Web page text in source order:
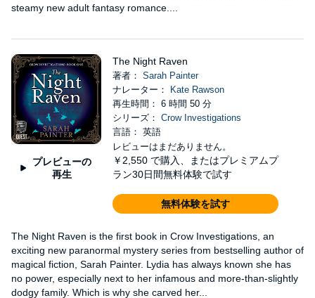
steamy new adult fantasy romance....
プレビューの
再生
The Night Raven
著者： Sarah Painter
ナレーター：
Kate Rawson
再生時間： 6 時間 50 分
シリーズ： Crow Investigations
言語： 英語
レビューはまだありません。
￥2,550 で購入、またはプレミアムプ
ラン30日間無料体験で試す
無料体験を試す
The Night Raven is the first book in Crow Investigations, an
exciting new paranormal mystery series from bestselling author of
magical fiction, Sarah Painter. Lydia has always known she has
no power, especially next to her infamous and more-than-slightly
dodgy family. Which is why she carved her...